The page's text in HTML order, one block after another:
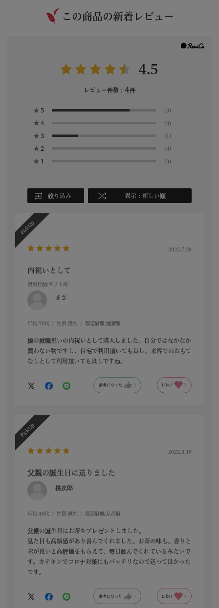
この商品の新着レビュー
4.5
レビュー件数： 4件
★ 5 (3)
★ 4 (0)
★ 3 (1)
★ 2 (0)
★ 1 (0)
絞り込み 表示：新しい順
2023.7.28
内祝いとして
使用目的:ギフト用
まさ
年代: 50代 性別: 男性 都道府県:滋賀県
娘の就職祝いの内祝いとして購入しました。自分ではなかなか
買わない物ですし、自宅で利用頂いても良し、来客でのおもて
なしとして利用頂いても良しですね。
参考になった 2 Like! 3
2022.3.19
父親の誕生日に送りました
桃次郎
年代:40代 性別: 男性 都道府県: 京都府
父親の誕生日にお茶をプレゼントしました。
見た目も高級感があり喜んでくれました。お茶の味も、香りと
味が良いと高評価をもらえて、毎日飲んでくれているみたいで
す。カテキンでコロナ対策にもバッチリなので送って良かった
です。
参考になった 7 Like! 4